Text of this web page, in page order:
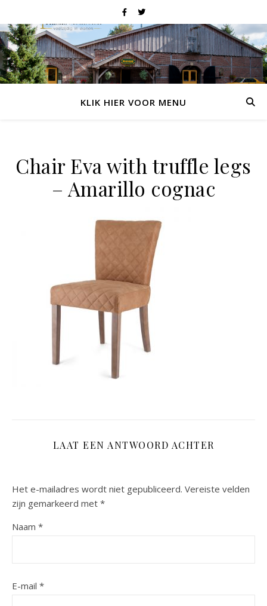
KLIK HIER VOOR MENU
Chair Eva with truffle legs
– Amarillo cognac
LAAT EEN ANTWOORD ACHTER
Het e-mailadres wordt niet gepubliceerd. Vereiste velden
zijn gemarkeerd met *
Naam *
E-mail *